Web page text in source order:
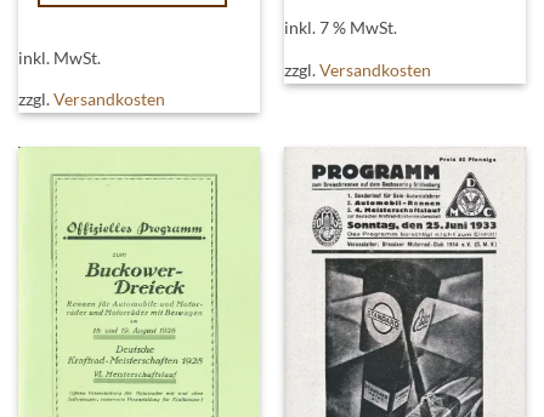
weist
mehrere
Varianten
auf.
Die
Optionen
können
auf
der
Produktseite
gewählt
werden
inkl. MwSt.
zzgl.Versandkosten
inkl. 7 % MwSt.
zzgl.Versandkosten